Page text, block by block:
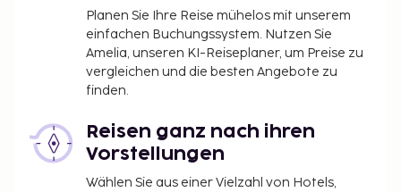
Planen Sie Ihre Reise mühelos mit unserem
einfachen Buchungssystem. Nutzen Sie
Amelia, unseren KI-Reiseplaner, um Preise zu
vergleichen und die besten Angebote zu
finden.
Reisen ganz nach ihren
Vorstellungen
Wählen Sie aus einer Vielzahl von Hotels,